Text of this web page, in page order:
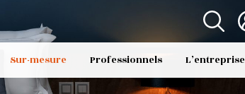
Sur-mesure Professionnels L’entreprise